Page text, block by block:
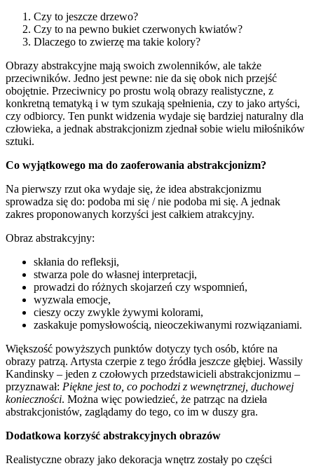
Czy to jeszcze drzewo?
Czy to na pewno bukiet czerwonych kwiatów?
Dlaczego to zwierzę ma takie kolory?
Obrazy abstrakcyjne mają swoich zwolenników, ale także
przeciwników. Jedno jest pewne: nie da się obok nich przejść
obojętnie. Przeciwnicy po prostu wolą obrazy realistyczne, z
konkretną tematyką i w tym szukają spełnienia, czy to jako artyści,
czy odbiorcy. Ten punkt widzenia wydaje się bardziej naturalny dla
człowieka, a jednak abstrakcjonizm zjednał sobie wielu miłośników
sztuki.
Co wyjątkowego ma do zaoferowania abstrakcjonizm?
Na pierwszy rzut oka wydaje się, że idea abstrakcjonizmu
sprowadza się do: podoba mi się / nie podoba mi się. A jednak
zakres proponowanych korzyści jest całkiem atrakcyjny.
Obraz abstrakcyjny:
skłania do refleksji,
stwarza pole do własnej interpretacji,
prowadzi do różnych skojarzeń czy wspomnień,
wyzwala emocje,
cieszy oczy zwykle żywymi kolorami,
zaskakuje pomysłowością, nieoczekiwanymi rozwiązaniami.
Większość powyższych punktów dotyczy tych osób, które na
obrazy patrzą. Artysta czerpie z tego źródła jeszcze głębiej. Wassily
Kandinsky – jeden z czołowych przedstawicieli abstrakcjonizmu –
przyznawał: Piękne jest to, co pochodzi z wewnętrznej, duchowej
konieczności. Można więc powiedzieć, że patrząc na dzieła
abstrakcjonistów, zaglądamy do tego, co im w duszy gra.
Dodatkowa korzyść abstrakcyjnych obrazów
Realistyczne obrazy jako dekoracja wnętrz zostały po części